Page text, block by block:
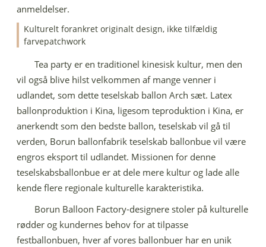
anmeldelser.
Kulturelt forankret originalt design, ikke tilfældig
farvepatchwork
Tea party er en traditionel kinesisk kultur, men den
vil også blive hilst velkommen af ​​mange venner i
udlandet, som dette teselskab ballon Arch sæt. Latex
ballonproduktion i Kina, ligesom teproduktion i Kina, er
anerkendt som den bedste ballon, teselskab vil gå til
verden, Borun ballonfabrik teselskab ballonbue vil være
engros eksport til udlandet. Missionen for denne
teselskabsballonbue er at dele mere kultur og lade alle
kende flere regionale kulturelle karakteristika.
Borun Balloon Factory-designere stoler på kulturelle
rødder og kundernes behov for at tilpasse
festballonbuen, hver af vores ballonbuer har en unik